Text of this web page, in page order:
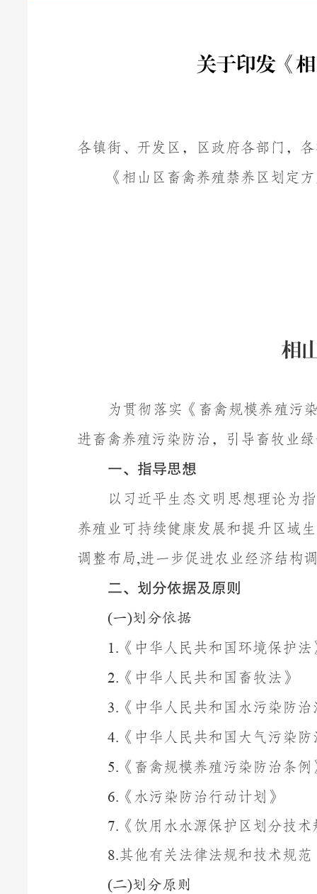
关于印发《
各镇街、 开发区，区政府各部门，
《相山区畜禽养殖禁养区划定
相
为 贯彻落实《畜禽规模养殖污
进畜禽养殖污染防治，引导畜牧业
一、指导思想
以 习近平生态文明思想理论为
养殖业可持续健康发展和提升区域
调整布局,进一 步促进农业经济结构
二、划分依据及原则
(一)划分依据
1. 《中华人民共和国环境保护法
2. 《中华人民共和国畜牧法》
3. 《中华人民共和国水污染防治
4. 《中华人民共和国 大气污染防
5. 《畜禽规模养殖污染防治条例
6. 《水污染防治行动计划 》
7. 《 饮用水水源保护区划分技术
8.其他有关法律法规和技术规范
(二)划分原则